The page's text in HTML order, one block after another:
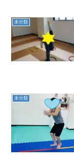
未分類
未分類